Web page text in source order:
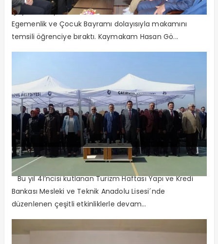
Çayırova Kaymakamı Hasan Gözen 23 Nisan Ulusal
Egemenlik ve Çocuk Bayramı dolayısıyla makamını
temsili öğrenciye bıraktı. Kaymakam Hasan Gö...
Turizm Haftası Dolu Dolu Geçiyor
Bu yıl 41’ncisi kutlanan Turizm Haftası Yapı ve Kredi
Bankası Mesleki ve Teknik Anadolu Lisesi´nde
düzenlenen çeşitli etkinliklerle devam...